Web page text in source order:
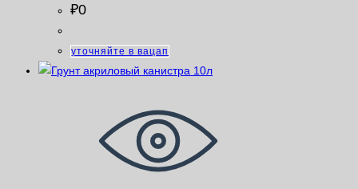
₽0
уточняйте в вацап